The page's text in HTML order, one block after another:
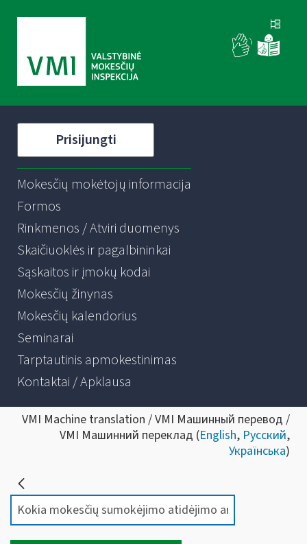
Prisijungti
Mokesčių mokėtojų informacija
Formos
Rinkmenos / Atviri duomenys
Skaičiuoklės ir pagalbininkai
Sąskaitos ir įmokų kodai
Mokesčių žinynas
Mokesčių kalendorius
Seminarai
Tarptautinis apmokestinimas
Kontaktai / Apklausa
VMI Machine translation / VMI Машинный перевод /
VMI Машинний переклад (English, Русский,
Українська)